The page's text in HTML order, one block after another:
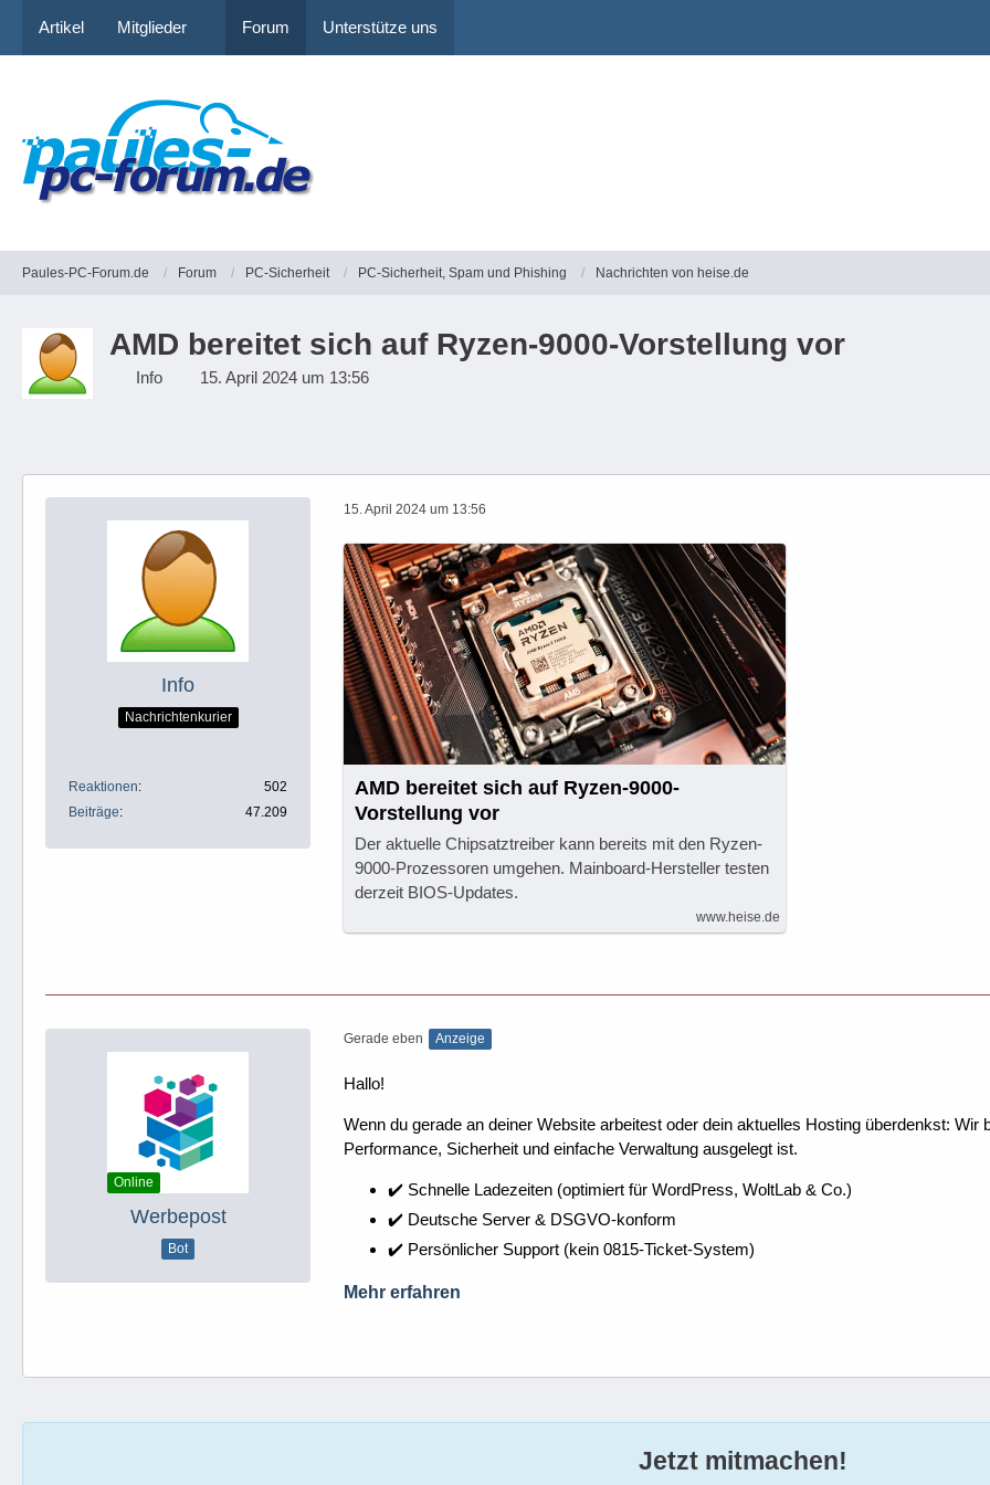
Artikel Mitglieder Forum Unterstütze uns
Paules-PC-Forum.de Forum PC-Sicherheit PC-Sicherheit, Spam und Phishing Nachrichten von heise.de
AMD bereitet sich auf Ryzen-9000-Vorstellung vor
Info 15. April 2024 um 13:56
Info
Nachrichtenkurier
Reaktionen
502
Beiträge
47.209
15. April 2024 um 13:56
AMD bereitet sich auf Ryzen-9000-
Vorstellung vor
Der aktuelle Chipsatztreiber kann bereits mit den Ryzen-
9000-Prozessoren umgehen. Mainboard-Hersteller testen
derzeit BIOS-Updates.
www.heise.de
Online
Werbepost
Bot
Gerade eben Anzeige
Hallo!
Wenn du gerade an deiner Website arbeitest oder dein aktuelles Hosting überdenkst:
Performance, Sicherheit und einfache Verwaltung ausgelegt ist.
✔️ Schnelle Ladezeiten (optimiert für WordPress, WoltLab & Co.)
✔️ Deutsche Server & DSGVO-konform
✔️ Persönlicher Support (kein 0815-Ticket-System)
Mehr erfahren
Jetzt mitmachen!